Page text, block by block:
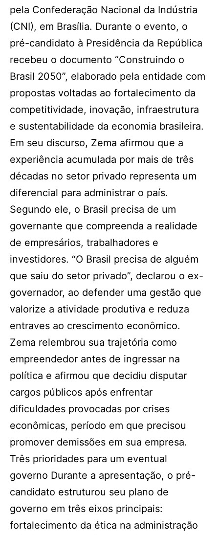
pela Confederação Nacional da Indústria
(CNI), em Brasília. Durante o evento, o
pré-candidato à Presidência da República
recebeu o documento “Construindo o
Brasil 2050”, elaborado pela entidade com
propostas voltadas ao fortalecimento da
competitividade, inovação, infraestrutura
e sustentabilidade da economia brasileira.
Em seu discurso, Zema afirmou que a
experiência acumulada por mais de três
décadas no setor privado representa um
diferencial para administrar o país.
Segundo ele, o Brasil precisa de um
governante que compreenda a realidade
de empresários, trabalhadores e
investidores. “O Brasil precisa de alguém
que saiu do setor privado”, declarou o ex-
governador, ao defender uma gestão que
valorize a atividade produtiva e reduza
entraves ao crescimento econômico.
Zema relembrou sua trajetória como
empreendedor antes de ingressar na
política e afirmou que decidiu disputar
cargos públicos após enfrentar
dificuldades provocadas por crises
econômicas, período em que precisou
promover demissões em sua empresa.
Três prioridades para um eventual
governo Durante a apresentação, o pré-
candidato estruturou seu plano de
governo em três eixos principais:
fortalecimento da ética na administração